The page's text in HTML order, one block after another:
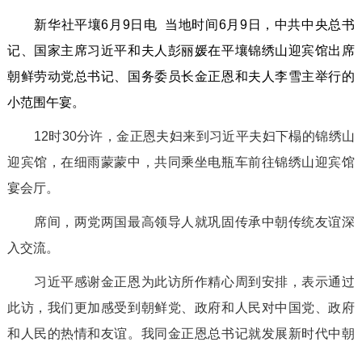
新华社平壤6月9日电 当地时间6月9日，中共中央总书
记、国家主席习近平和夫人彭丽媛在平壤锦绣山迎宾馆出席
朝鲜劳动党总书记、国务委员长金正恩和夫人李雪主举行的
小范围午宴。
12时30分许，金正恩夫妇来到习近平夫妇下榻的锦绣山
迎宾馆，在细雨蒙蒙中，共同乘坐电瓶车前往锦绣山迎宾馆
宴会厅。
席间，两党两国最高领导人就巩固传承中朝传统友谊深
入交流。
习近平感谢金正恩为此访所作精心周到安排，表示通过
此访，我们更加感受到朝鲜党、政府和人民对中国党、政府
和人民的热情和友谊。我同金正恩总书记就发展新时代中朝